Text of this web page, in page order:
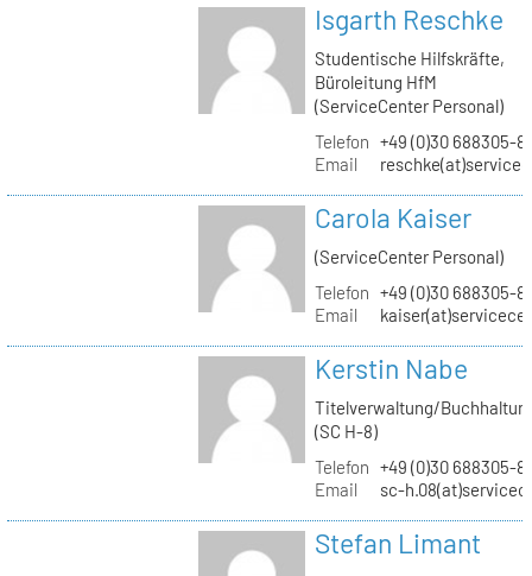
Isgarth Reschke
Studentische Hilfskräfte,
Büroleitung HfM
(ServiceCenter Personal)
Telefon +49 (0)30 688305-
Email
Carola Kaiser
(ServiceCenter Personal)
Telefon +49 (0)30 688305-
Email
Kerstin Nabe
Titelverwaltung/
(SC H-8)
Telefon +49 (0)30 688305-
Email
sc-
Stefan Limant